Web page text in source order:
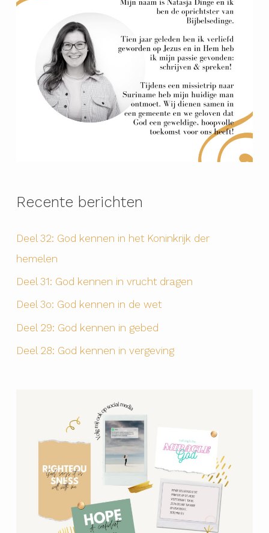
Recente berichten
Deel 32: God kennen in het Koninkrijk der
hemelen
Deel 31: God kennen in vrucht dragen
Deel 3o: God kennen in de wet
Deel 29: God kennen in gebed
Deel 28: God kennen in vergeving